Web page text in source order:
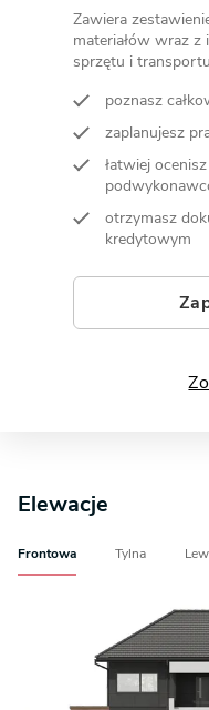
Zawiera
materiałów wraz
sprzętu i
poznasz
zaplanujesz
łatwiej
otrzymasz
kredytowym
Elewacje
Frontowa Tylna